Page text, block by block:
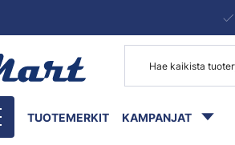
TUOTEMERKIT KAMPANJAT